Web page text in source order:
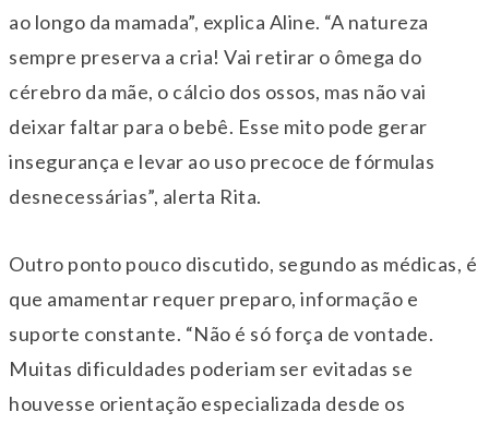
ao longo da mamada”, explica Aline. “A natureza
sempre preserva a cria! Vai retirar o ômega do
cérebro da mãe, o cálcio dos ossos, mas não vai
deixar faltar para o bebê. Esse mito pode gerar
insegurança e levar ao uso precoce de fórmulas
desnecessárias”, alerta Rita.
Outro ponto pouco discutido, segundo as médicas, é
que amamentar requer preparo, informação e
suporte constante. “Não é só força de vontade.
Muitas dificuldades poderiam ser evitadas se
houvesse orientação especializada desde os